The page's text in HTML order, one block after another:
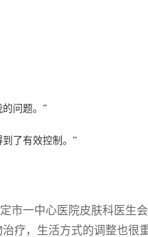
问题。”
了有效控制。”
市一中心医院皮肤科医生
疗，生活方式的调整也很